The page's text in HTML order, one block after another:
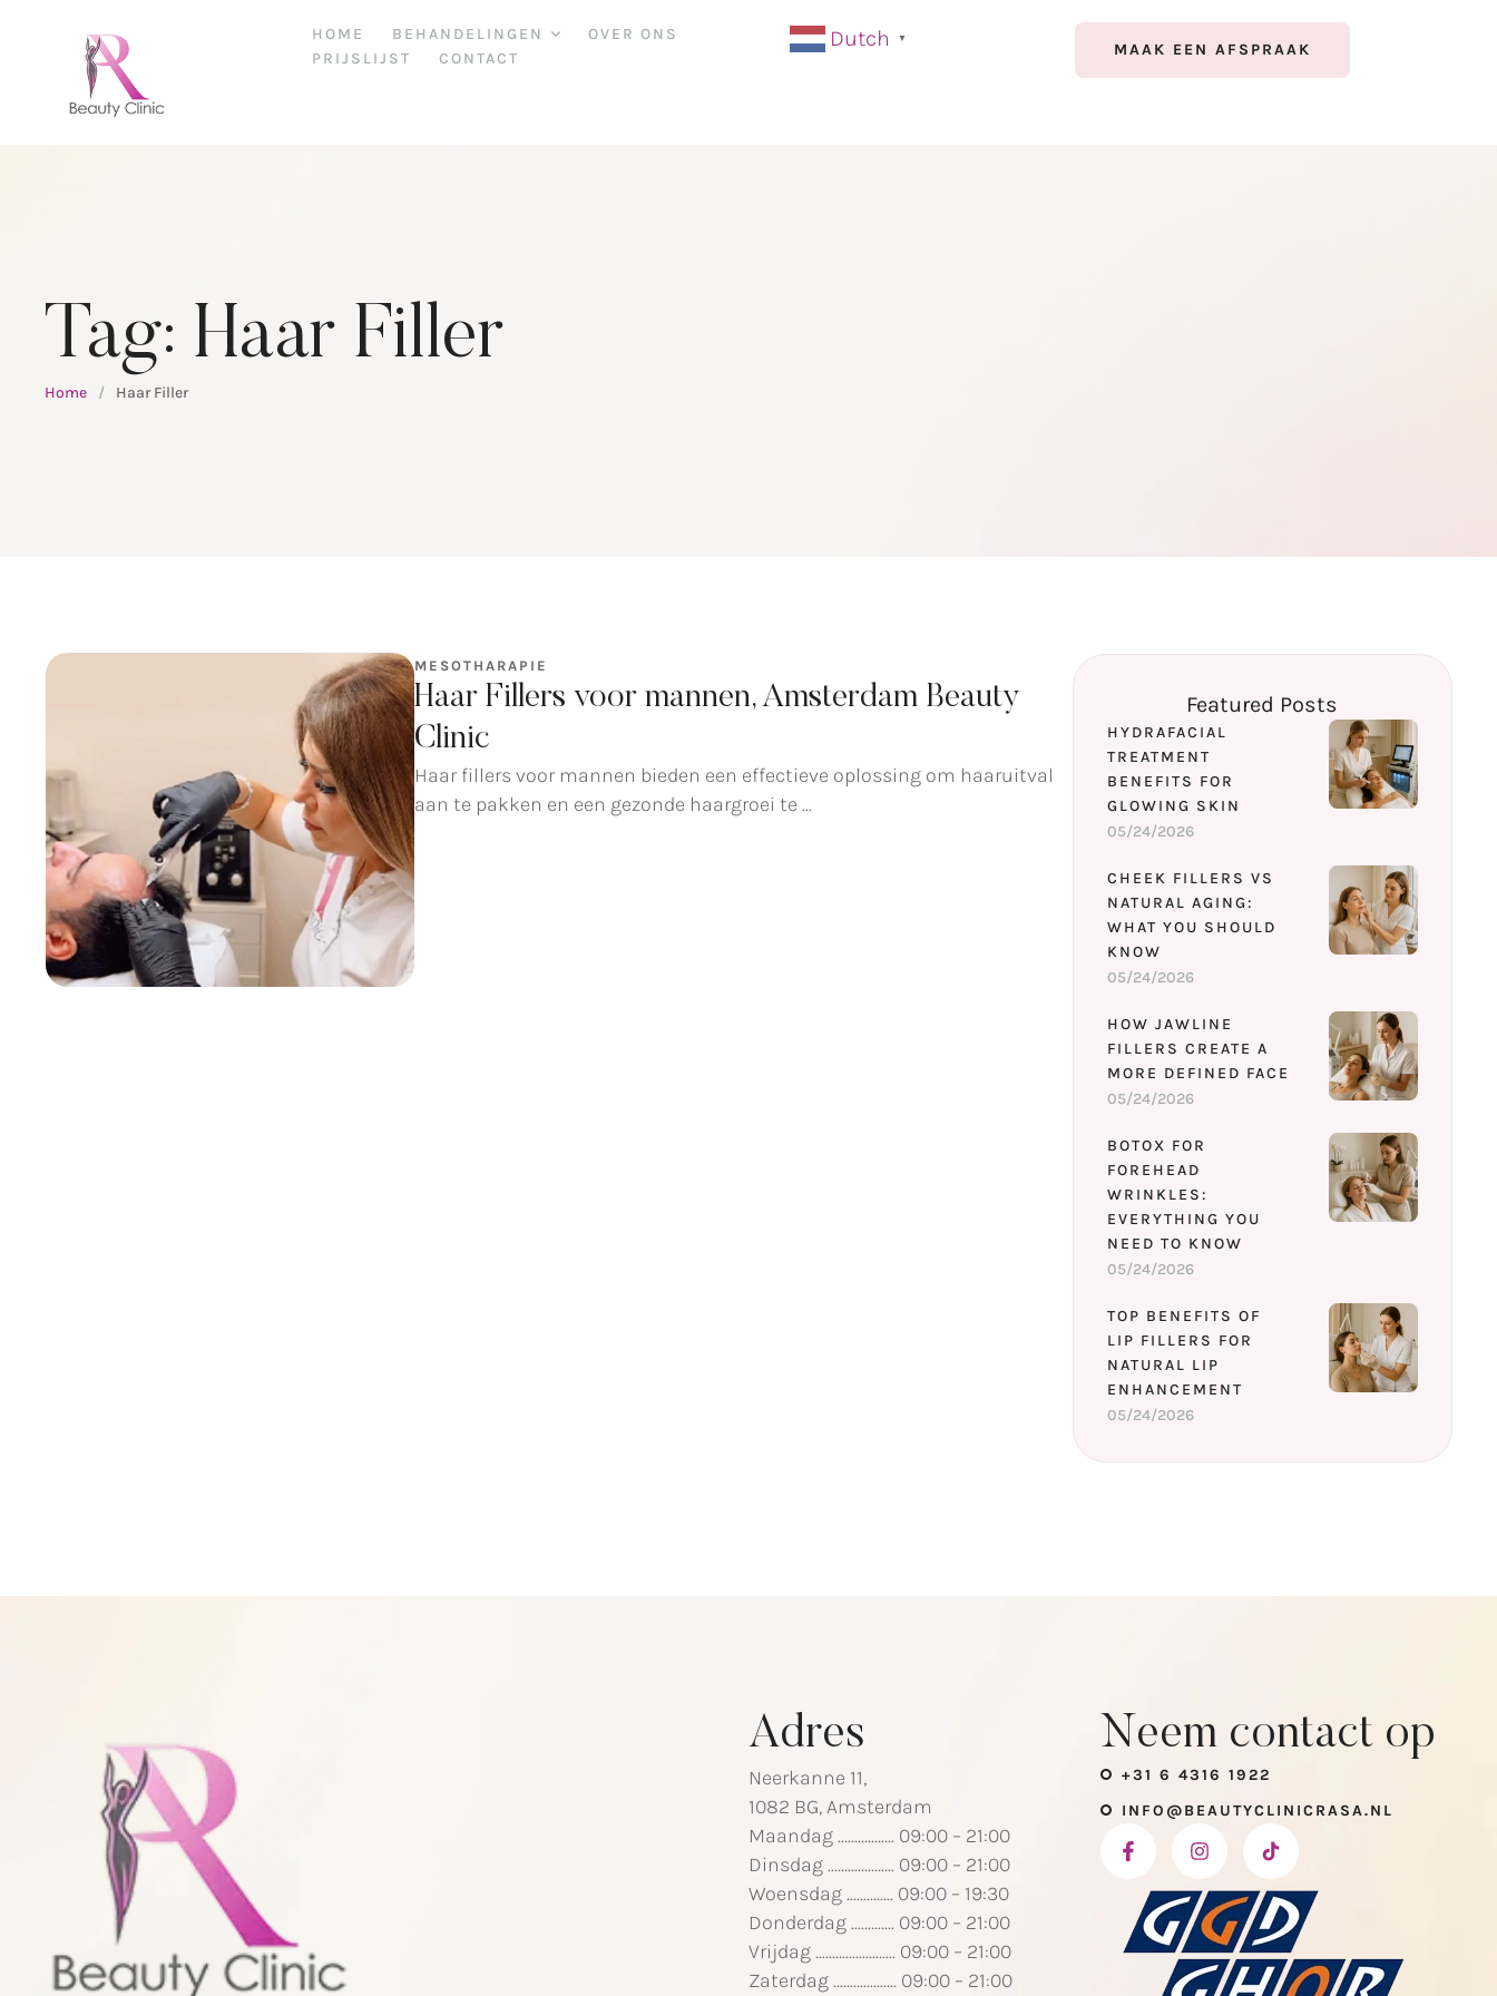
HOME BEHANDELINGEN
OVER ONS
PRIJSLIJST
CONTACT
Dutch ▼
MAAK EEN AFSPRAAK
Tag: Haar Filler
Home / Haar Filler
MESOTHARAPIE
Haar Fillers voor mannen, Amsterdam Beauty
Clinic
Haar fillers voor mannen bieden een effectieve oplossing om haaruitval
aan te pakken en een gezonde haargroei te …
Featured Posts
HYDRAFACIAL
TREATMENT
BENEFITS FOR
GLOWING SKIN
05/24/2026
CHEEK FILLERS VS
NATURAL AGING:
WHAT YOU SHOULD
KNOW
05/24/2026
HOW JAWLINE
FILLERS CREATE A
MORE DEFINED FACE
05/24/2026
BOTOX FOR
FOREHEAD
WRINKLES:
EVERYTHING YOU
NEED TO KNOW
05/24/2026
TOP BENEFITS OF
LIP FILLERS FOR
NATURAL LIP
ENHANCEMENT
05/24/2026
Adres
Neerkanne 11,
1082 BG, Amsterdam
Maandag ................. 09:00 – 21:00
Dinsdag .................... 09:00 – 21:00
Woensdag .............. 09:00 – 19:30
Donderdag ............. 09:00 – 21:00
Vrijdag ........................ 09:00 – 21:00
Zaterdag ................... 09:00 – 21:00
Neem contact op
+31 6 4316 1922
INFO@BEAUTYCLINICRASA.NL